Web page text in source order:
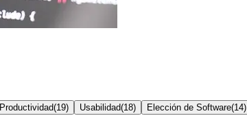
Productividad(19) Usabilidad(18) Elección de Software(14)